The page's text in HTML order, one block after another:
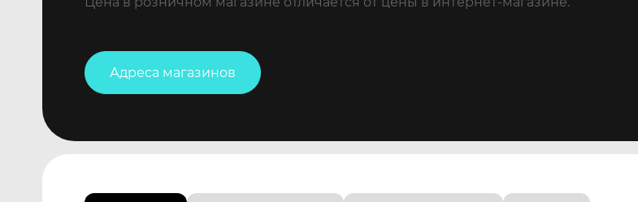
Адреса магазинов